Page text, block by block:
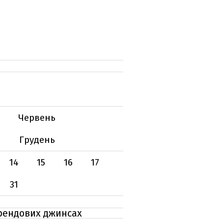
Червень
Грудень
14
15 16
17
31
джинсах